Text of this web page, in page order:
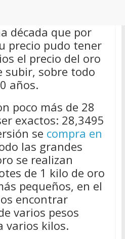
década que por
precio pudo tener
el precio del oro
subir, sobre todo
años.
poco más de 28
exactos: 28,3495
se compra en
las grandes
se realizan
de 1 kilo de oro
pequeños, en el
encontrar
varios pesos
varios kilos.